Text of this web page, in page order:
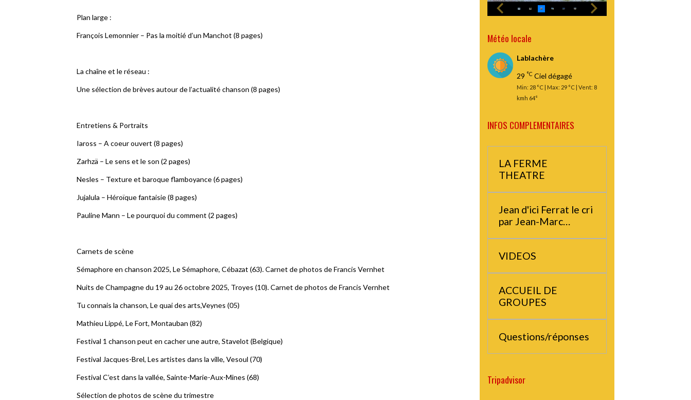
Plan large :
François Lemonnier – Pas la moitié d’un Manchot (8 pages)
La chaîne et le réseau :
Une sélection de brèves autour de l’actualité chanson (8 pages)
Entretiens & Portraits
Iaross – A coeur ouvert (8 pages)
Zarhzä – Le sens et le son (2 pages)
Nesles – Texture et baroque flamboyance (6 pages)
Jujalula – Héroïque fantaisie (8 pages)
Pauline Mann – Le pourquoi du comment (2 pages)
Carnets de scène
Sémaphore en chanson 2025, Le Sémaphore, Cébazat (63). Carnet de photos de Francis Vernhet
Nuits de Champagne du 19 au 26 octobre 2025, Troyes (10). Carnet de photos de Francis Vernhet
Tu connais la chanson, Le quai des arts,Veynes (05)
Mathieu Lippé, Le Fort, Montauban (82)
Festival 1 chanson peut en cacher une autre, Stavelot (Belgique)
Festival Jacques-Brel, Les artistes dans la ville, Vesoul (70)
Festival C’est dans la vallée, Sainte-Marie-Aux-Mines (68)
Sélection de photos de scène du trimestre
Météo locale
Lablachère
29 °C Ciel dégagé
Min: 28 °C | Max: 29 °C | Vent: 8
kmh 64°
INFOS COMPLEMENTAIRES
LA FERME
THEATRE
Jean d'ici Ferrat le cri
par Jean-Marc
VIDEOS
ACCUEIL DE
GROUPES
Questions/réponses
Tripadvisor